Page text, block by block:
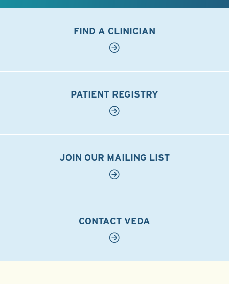
FIND A CLINICIAN
PATIENT REGISTRY
JOIN OUR MAILING LIST
CONTACT VEDA